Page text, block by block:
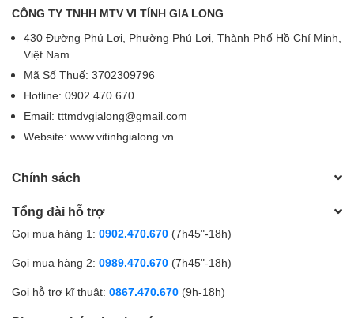
CÔNG TY TNHH MTV VI TÍNH GIA LONG
430 Đường Phú Lợi, Phường Phú Lợi, Thành Phố Hồ Chí Minh,
Việt Nam.
Mã Số Thuế: 3702309796
Hotline: 0902.470.670
Email: tttmdvgialong@gmail.com
Website: www.vitinhgialong.vn
Chính sách
Tổng đài hỗ trợ
Gọi mua hàng 1: 0902.470.670 (7h45"-18h)
Gọi mua hàng 2: 0989.470.670 (7h45"-18h)
Gọi hỗ trợ kĩ thuật: 0867.470.670 (9h-18h)